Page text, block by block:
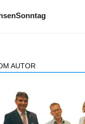
AUTOR